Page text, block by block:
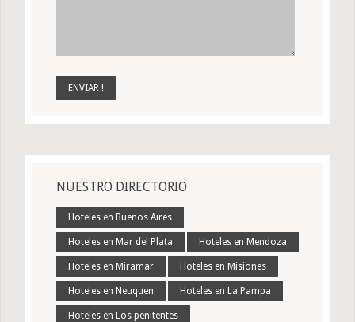
NUESTRO DIRECTORIO
Hoteles en Buenos Aires
Hoteles en Mar del Plata Hoteles en Mendoza
Hoteles en Miramar Hoteles en Misiones
Hoteles en Neuquen Hoteles en La Pampa
Hoteles en Los penitentes